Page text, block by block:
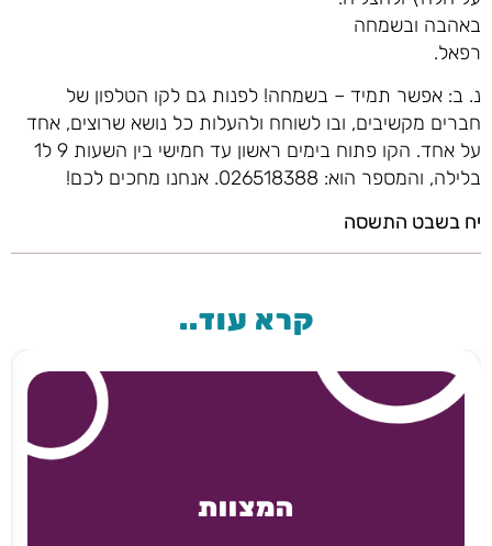
באהבה ובשמחה
רפאל.
נ. ב: אפשר תמיד – בשמחה! לפנות גם לקו הטלפון של
חברים מקשיבים, ובו לשוחח ולהעלות כל נושא שרוצים, אחד
על אחד. הקו פתוח בימים ראשון עד חמישי בין השעות 9 ל1
בלילה, והמספר הוא: 026518388. אנחנו מחכים לכם!
יח בשבט התשסה
קרא עוד..
המצוות